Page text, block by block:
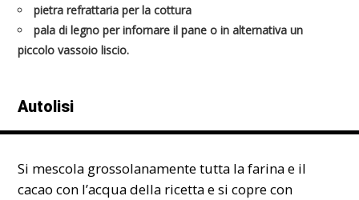
pietra refrattaria per la cottura
pala di legno per infornare il pane o in alternativa un
piccolo vassoio liscio.
Autolisi
Si mescola grossolanamente tutta la farina e il
cacao con l’acqua della ricetta e si copre con